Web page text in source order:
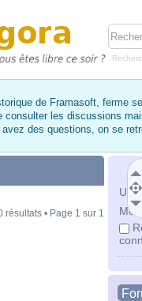
de Framasoft, ferme
les discussions
des questions, on se
Mot
résultats • Page 1 sur 1